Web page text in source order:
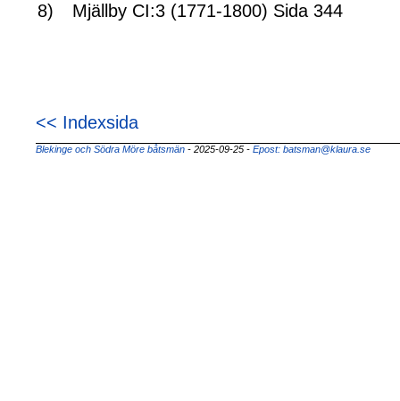
8) Mjällby CI:3 (1771-1800) Sida 344
<< Indexsida
Blekinge och Södra Möre båtsmän - 2025-09-25 - Epost: batsman@klaura.se